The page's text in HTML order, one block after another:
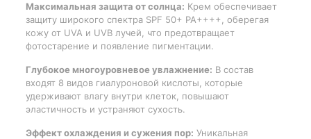
Максимальная защита от солнца: Крем обеспечивает
защиту широкого спектра SPF 50+ PA++++, оберегая
кожу от UVA и UVB лучей, что предотвращает
фотостарение и появление пигментации.
Глубокое многоуровневое увлажнение: В состав
входят 8 видов гиалуроновой кислоты, которые
удерживают влагу внутри клеток, повышают
эластичность и устраняют сухость.
Эффект охлаждения и сужения пор: Уникальная